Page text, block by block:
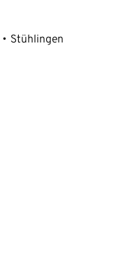
Stühlingen